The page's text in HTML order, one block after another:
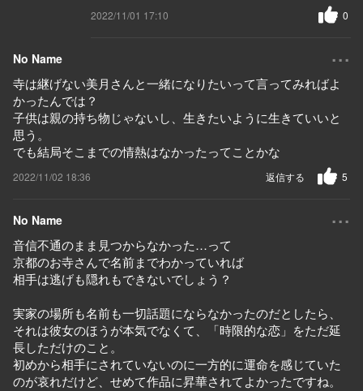
2022/11/01 17:10 0
No Name ...
寺は継げない美月さんと一緒になりたいって言ってみればよ
かったんでは？
子供は親の持ち物じゃないし、生きたいように生きていいと
思う。
でも結局そこまでの情熱はなかったってことかな
2022/11/02 18:36 5
返信する
No Name ...
音信不通のまま見つからなかった…って
京都のお寺さんで名前までわかっていれば
相手は逃げも隠れもできないでしょう？
実家の場所も名前も一切話題にならなかったのだとしたら、
それは彼女のほうが本気でなくて、「時限的な恋」をただ延
長しただけのこと。
初めから相手にされていないのに一方的に運命を感じていた
のが哀れだけど、せめて作品に昇華されてよかったですね。